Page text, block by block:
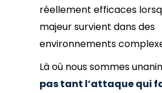
réellement efficaces
majeur survient dans des
environnements
Là où nous sommes
pas tant l’attaque qui